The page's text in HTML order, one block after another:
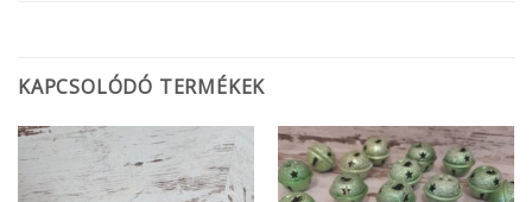
KAPCSOLÓDÓ TERMÉKEK